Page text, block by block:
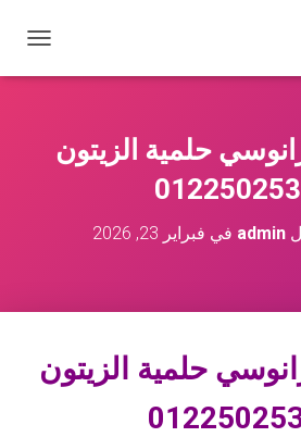
ب
حلمية الزيتون
admin في فبراير 23, 2026
حلمية الزيتون